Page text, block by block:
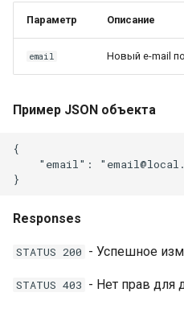
Параметр Описание
email Новый e-mail
Пример JSON объекта
{
"email":
Responses
STATUS 200 - Успешное
STATUS 403 - Нет прав для